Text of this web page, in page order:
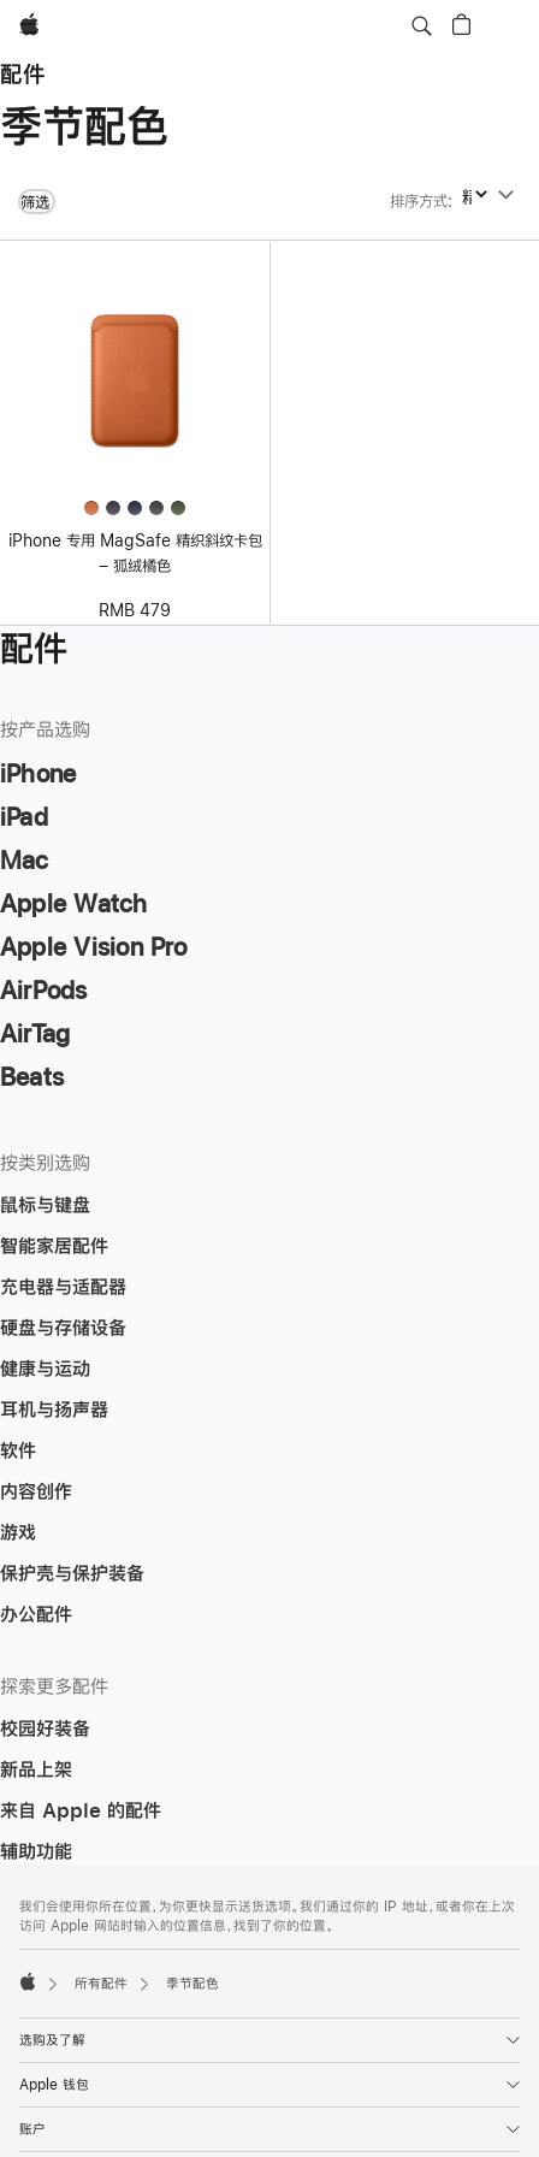
Apple
配件
季节配色
筛选 排序方式: 排序方式
iPhone 专用 MagSafe 精织斜纹卡包
– 狐绒橘色
RMB 479
配件
按产品选购
iPhone
iPad
Mac
Apple Watch
Apple Vision Pro
AirPods
AirTag
Beats
按类别选购
鼠标与键盘
智能家居配件
充电器与适配器
硬盘与存储设备
健康与运动
耳机与扬声器
软件
内容创作
游戏
保护壳与保护装备
办公配件
探索更多配件
校园好装备
新品上架
来自 Apple 的配件
辅助功能
页
页
脚
注
我们会使用你所在位置，为你更快显示送货选项。我们通过你的 IP 地址，或者你在上次
访问 Apple 网站时输入的位置信息，找到了你的位置。
所有配件 季节配色
选购及了解
Apple 钱包
账户